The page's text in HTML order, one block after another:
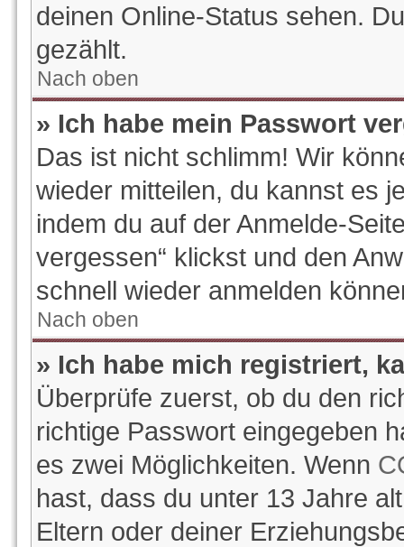
deinen Online-Status sehen.
gezählt.
Nach oben
» Ich habe mein Passwort
Das ist nicht schlimm! Wir
wieder mitteilen, du kannst es
indem du auf der Anmelde-
vergessen“ klickst und den
schnell wieder anmelden
Nach oben
» Ich habe mich registriert,
Überprüfe zuerst, ob du den
richtige Passwort eingegeben
es zwei Möglichkeiten. Wenn
hast, dass du unter 13 Jahre
Eltern oder deiner